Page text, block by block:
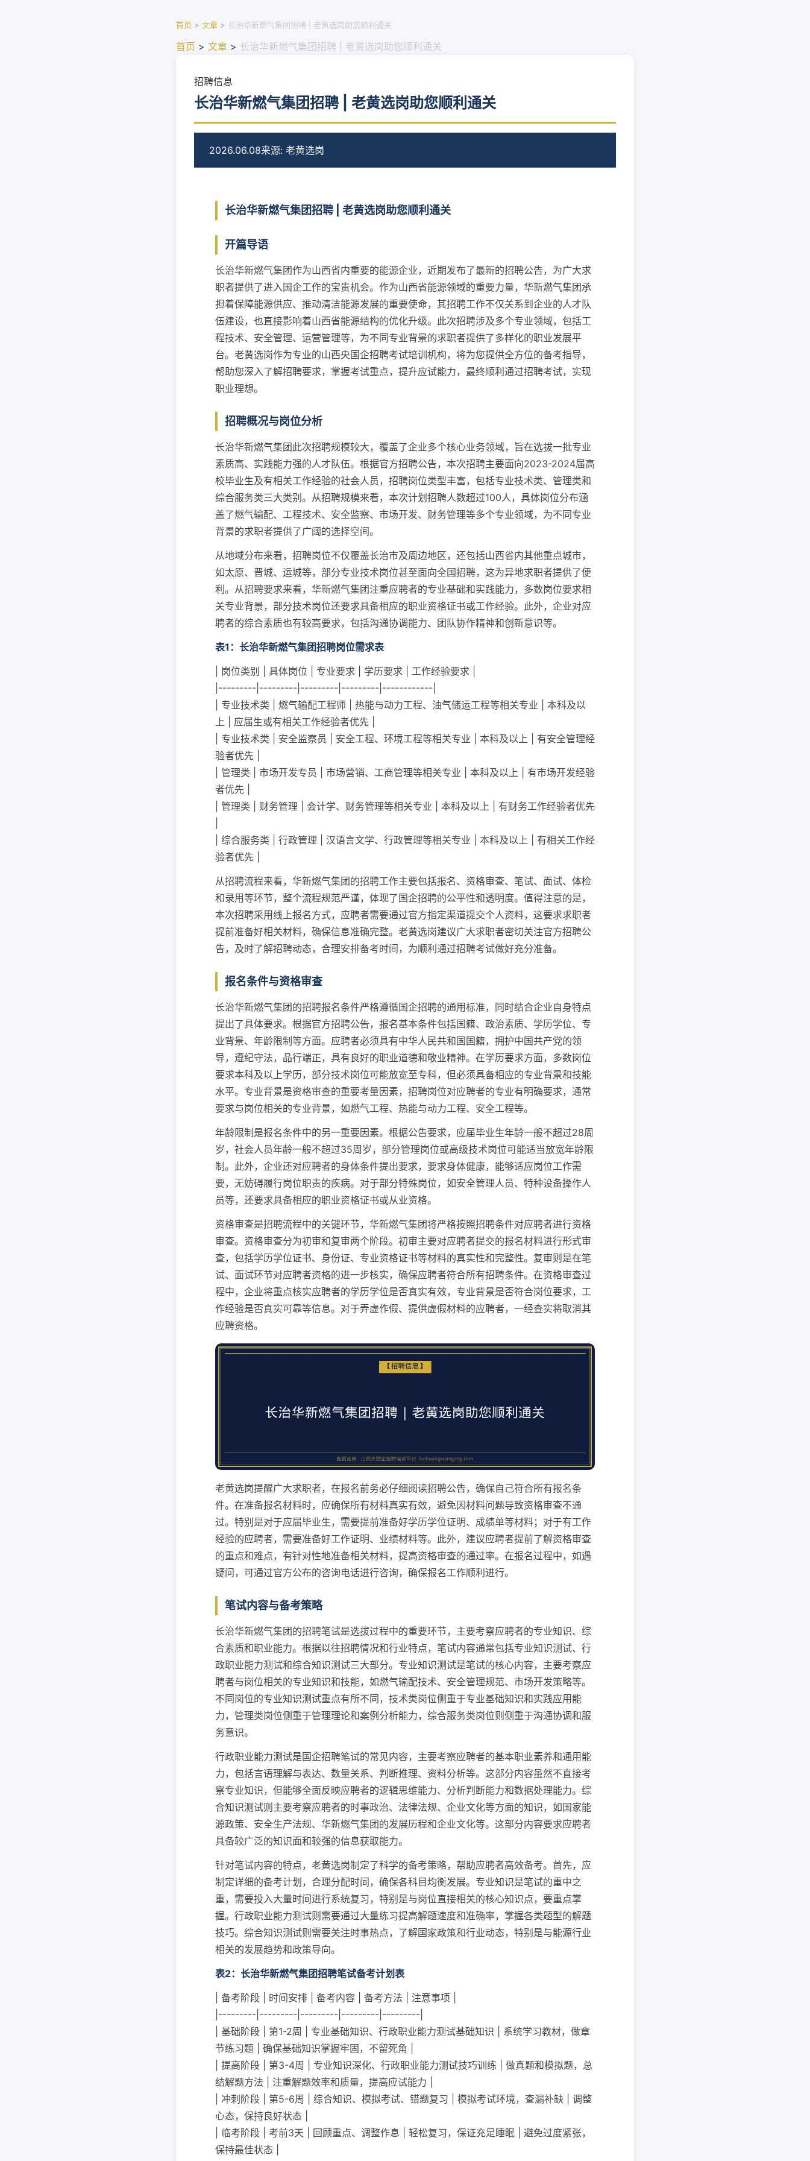
首页 > 文章 > 长治华新燃气集团招聘 | 老黄选岗助您顺利通关
首页 > 文章 > 长治华新燃气集团招聘 | 老黄选岗助您顺利通关
招聘信息
长治华新燃气集团招聘 | 老黄选岗助您顺利通关
2026.06.08来源: 老黄选岗
长治华新燃气集团招聘 | 老黄选岗助您顺利通关
开篇导语
长治华新燃气集团作为山西省内重要的能源企业，近期发布了最新的招聘公告，为广大求
职者提供了进入国企工作的宝贵机会。作为山西省能源领域的重要力量，华新燃气集团承
担着保障能源供应、推动清洁能源发展的重要使命，其招聘工作不仅关系到企业的人才队
伍建设，也直接影响着山西省能源结构的优化升级。此次招聘涉及多个专业领域，包括工
程技术、安全管理、运营管理等，为不同专业背景的求职者提供了多样化的职业发展平
台。老黄选岗作为专业的山西央国企招聘考试培训机构，将为您提供全方位的备考指导，
帮助您深入了解招聘要求，掌握考试重点，提升应试能力，最终顺利通过招聘考试，实现
职业理想。
招聘概况与岗位分析
长治华新燃气集团此次招聘规模较大，覆盖了企业多个核心业务领域，旨在选拔一批专业
素质高、实践能力强的人才队伍。根据官方招聘公告，本次招聘主要面向2023-2024届高
校毕业生及有相关工作经验的社会人员，招聘岗位类型丰富，包括专业技术类、管理类和
综合服务类三大类别。从招聘规模来看，本次计划招聘人数超过100人，具体岗位分布涵
盖了燃气输配、工程技术、安全监察、市场开发、财务管理等多个专业领域，为不同专业
背景的求职者提供了广阔的选择空间。
从地域分布来看，招聘岗位不仅覆盖长治市及周边地区，还包括山西省内其他重点城市，
如太原、晋城、运城等，部分专业技术岗位甚至面向全国招聘，这为异地求职者提供了便
利。从招聘要求来看，华新燃气集团注重应聘者的专业基础和实践能力，多数岗位要求相
关专业背景，部分技术岗位还要求具备相应的职业资格证书或工作经验。此外，企业对应
聘者的综合素质也有较高要求，包括沟通协调能力、团队协作精神和创新意识等。
表1：长治华新燃气集团招聘岗位需求表
| 岗位类别 | 具体岗位 | 专业要求 | 学历要求 | 工作经验要求 |
|---------|---------|---------|---------|------------|
| 专业技术类 | 燃气输配工程师 | 热能与动力工程、油气储运工程等相关专业 | 本科及以
上 | 应届生或有相关工作经验者优先 |
| 专业技术类 | 安全监察员 | 安全工程、环境工程等相关专业 | 本科及以上 | 有安全管理经
验者优先 |
| 管理类 | 市场开发专员 | 市场营销、工商管理等相关专业 | 本科及以上 | 有市场开发经验
者优先 |
| 管理类 | 财务管理 | 会计学、财务管理等相关专业 | 本科及以上 | 有财务工作经验者优先
| 综合服务类 | 行政管理 | 汉语言文学、行政管理等相关专业 | 本科及以上 | 有相关工作经
验者优先 |
从招聘流程来看，华新燃气集团的招聘工作主要包括报名、资格审查、笔试、面试、体检
和录用等环节，整个流程规范严谨，体现了国企招聘的公平性和透明度。值得注意的是，
本次招聘采用线上报名方式，应聘者需要通过官方指定渠道提交个人资料，这要求求职者
提前准备好相关材料，确保信息准确完整。老黄选岗建议广大求职者密切关注官方招聘公
告，及时了解招聘动态，合理安排备考时间，为顺利通过招聘考试做好充分准备。
报名条件与资格审查
长治华新燃气集团的招聘报名条件严格遵循国企招聘的通用标准，同时结合企业自身特点
提出了具体要求。根据官方招聘公告，报名基本条件包括国籍、政治素质、学历学位、专
业背景、年龄限制等方面。应聘者必须具有中华人民共和国国籍，拥护中国共产党的领
导，遵纪守法，品行端正，具有良好的职业道德和敬业精神。在学历要求方面，多数岗位
要求本科及以上学历，部分技术岗位可能放宽至专科，但必须具备相应的专业背景和技能
水平。专业背景是资格审查的重要考量因素，招聘岗位对应聘者的专业有明确要求，通常
要求与岗位相关的专业背景，如燃气工程、热能与动力工程、安全工程等。
年龄限制是报名条件中的另一重要因素。根据公告要求，应届毕业生年龄一般不超过28周
岁，社会人员年龄一般不超过35周岁，部分管理岗位或高级技术岗位可能适当放宽年龄限
制。此外，企业还对应聘者的身体条件提出要求，要求身体健康，能够适应岗位工作需
要，无妨碍履行岗位职责的疾病。对于部分特殊岗位，如安全管理人员、特种设备操作人
员等，还要求具备相应的职业资格证书或从业资格。
资格审查是招聘流程中的关键环节，华新燃气集团将严格按照招聘条件对应聘者进行资格
审查。资格审查分为初审和复审两个阶段。初审主要对应聘者提交的报名材料进行形式审
查，包括学历学位证书、身份证、专业资格证书等材料的真实性和完整性。复审则是在笔
试、面试环节对应聘者资格的进一步核实，确保应聘者符合所有招聘条件。在资格审查过
程中，企业将重点核实应聘者的学历学位是否真实有效，专业背景是否符合岗位要求，工
作经验是否真实可靠等信息。对于弄虚作假、提供虚假材料的应聘者，一经查实将取消其
应聘资格。
老黄选岗提醒广大求职者，在报名前务必仔细阅读招聘公告，确保自己符合所有报名条
件。在准备报名材料时，应确保所有材料真实有效，避免因材料问题导致资格审查不通
过。特别是对于应届毕业生，需要提前准备好学历学位证明、成绩单等材料；对于有工作
经验的应聘者，需要准备好工作证明、业绩材料等。此外，建议应聘者提前了解资格审查
的重点和难点，有针对性地准备相关材料，提高资格审查的通过率。在报名过程中，如遇
疑问，可通过官方公布的咨询电话进行咨询，确保报名工作顺利进行。
笔试内容与备考策略
长治华新燃气集团的招聘笔试是选拔过程中的重要环节，主要考察应聘者的专业知识、综
合素质和职业能力。根据以往招聘情况和行业特点，笔试内容通常包括专业知识测试、行
政职业能力测试和综合知识测试三大部分。专业知识测试是笔试的核心内容，主要考察应
聘者与岗位相关的专业知识和技能，如燃气输配技术、安全管理规范、市场开发策略等。
不同岗位的专业知识测试重点有所不同，技术类岗位侧重于专业基础知识和实践应用能
力，管理类岗位侧重于管理理论和案例分析能力，综合服务类岗位则侧重于沟通协调和服
务意识。
行政职业能力测试是国企招聘笔试的常见内容，主要考察应聘者的基本职业素养和通用能
力，包括言语理解与表达、数量关系、判断推理、资料分析等。这部分内容虽然不直接考
察专业知识，但能够全面反映应聘者的逻辑思维能力、分析判断能力和数据处理能力。综
合知识测试则主要考察应聘者的时事政治、法律法规、企业文化等方面的知识，如国家能
源政策、安全生产法规、华新燃气集团的发展历程和企业文化等。这部分内容要求应聘者
具备较广泛的知识面和较强的信息获取能力。
针对笔试内容的特点，老黄选岗制定了科学的备考策略，帮助应聘者高效备考。首先，应
制定详细的备考计划，合理分配时间，确保各科目均衡发展。专业知识是笔试的重中之
重，需要投入大量时间进行系统复习，特别是与岗位直接相关的核心知识点，要重点掌
握。行政职业能力测试则需要通过大量练习提高解题速度和准确率，掌握各类题型的解题
技巧。综合知识测试则需要关注时事热点，了解国家政策和行业动态，特别是与能源行业
相关的发展趋势和政策导向。
表2：长治华新燃气集团招聘笔试备考计划表
| 备考阶段 | 时间安排 | 备考内容 | 备考方法 | 注意事项 |
|---------|---------|---------|---------|---------|
| 基础阶段 | 第1-2周 | 专业基础知识、行政职业能力测试基础知识 | 系统学习教材，做章
节练习题 | 确保基础知识掌握牢固，不留死角 |
| 提高阶段 | 第3-4周 | 专业知识深化、行政职业能力测试技巧训练 | 做真题和模拟题，总
结解题方法 | 注重解题效率和质量，提高应试能力 |
| 冲刺阶段 | 第5-6周 | 综合知识、模拟考试、错题复习 | 模拟考试环境，查漏补缺 | 调整
心态，保持良好状态 |
| 临考阶段 | 考前3天 | 回顾重点、调整作息 | 轻松复习，保证充足睡眠 | 避免过度紧张，
保持最佳状态 |